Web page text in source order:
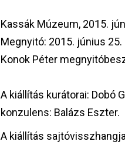
Kassák Múzeum, 2015.
Megnyitó: 2015. június
Konok Péter
A kiállítás kurátorai: Dobó
konzulens: Balázs Eszter.
A kiállítás